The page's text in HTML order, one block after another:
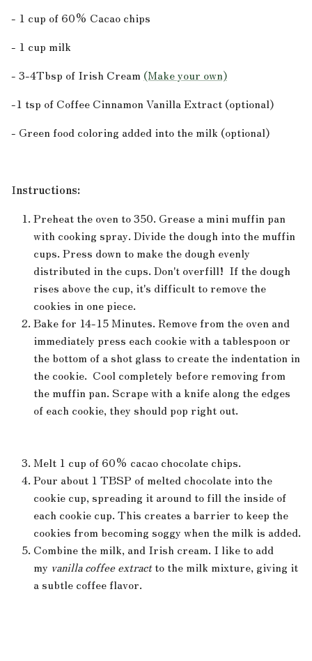
- 1 cup of 60% Cacao chips
- 1 cup milk
- 3-4Tbsp of Irish Cream (Make your own)
-1 tsp of Coffee Cinnamon Vanilla Extract (optional)
- Green food coloring added into the milk (optional)
Instructions:
Preheat the oven to 350. Grease a mini muffin pan
with cooking spray. Divide the dough into the muffin
cups. Press down to make the dough evenly
distributed in the cups. Don't overfill! If the dough
rises above the cup, it's difficult to remove the
cookies in one piece.
Bake for 14-15 Minutes. Remove from the oven and
immediately press each cookie with a tablespoon or
the bottom of a shot glass to create the indentation in
the cookie. Cool completely before removing from
the muffin pan. Scrape with a knife along the edges
of each cookie, they should pop right out.
Melt 1 cup of 60% cacao chocolate chips.
Pour about 1 TBSP of melted chocolate into the
cookie cup, spreading it around to fill the inside of
each cookie cup. This creates a barrier to keep the
cookies from becoming soggy when the milk is added.
Combine the milk, and Irish cream. I like to add
my vanilla coffee extractto the milk mixture, giving it
a subtle coffee flavor.